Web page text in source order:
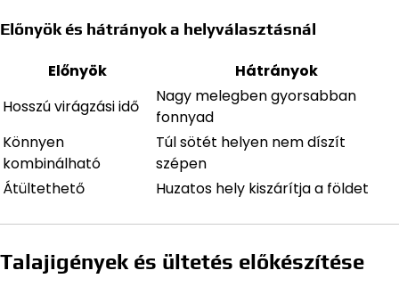
Előnyök és hátrányok a helyválasztásnál
Előnyök
Hátrányok
Hosszú virágzási idő
Nagy melegben gyorsabban
fonnyad
Könnyen
kombinálható
Túl sötét helyen nem díszít
szépen
Átültethető
Huzatos hely kiszárítja a földet
Talajigények és ültetés előkészítése